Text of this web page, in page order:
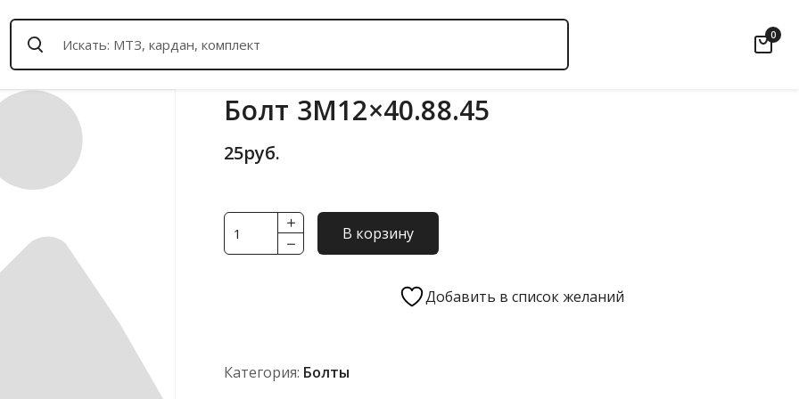
0
Болт 3М12×40.88.45
25руб.
Количество
товара
В корзину
Добавить в список желаний
Категория: Болты